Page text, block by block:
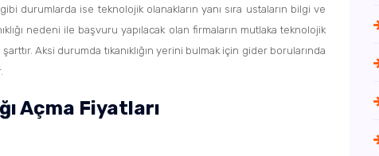
durumlarda ise teknolojik olanakların yanı sıra ustaların bilgi ve
nedeni ile başvuru yapılacak olan firmaların mutlaka teknolojik
Aksi durumda tıkanıklığın yerini bulmak için gider borularında
Açma Fiyatları